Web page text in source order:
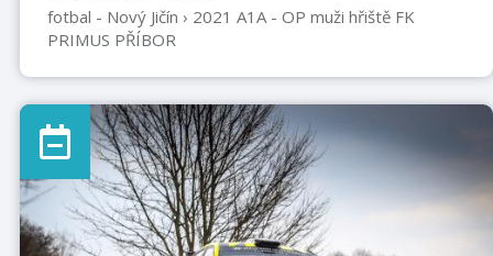
fotbal - Nový Jičín › 2021 A1A - OP muži hřiště FK
PRIMUS PŘÍBOR